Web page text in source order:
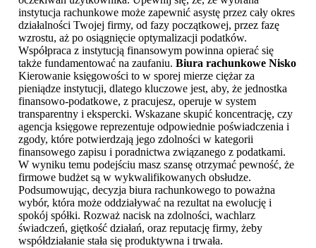
instytucja rachunkowe może zapewnić asystę przez cały okres
działalności Twojej firmy, od fazy początkowej, przez fazę
wzrostu, aż po osiągnięcie optymalizacji podatków.
Współpraca z instytucją finansowym powinna opierać się
także fundamentować na zaufaniu. Biura rachunkowe Nisko
Kierowanie księgowości to w sporej mierze ciężar za
pieniądze instytucji, dlatego kluczowe jest, aby, że jednostka
finansowo-podatkowe, z pracujesz, operuje w system
transparentny i ekspercki. Wskazane skupić koncentrację, czy
agencja księgowe reprezentuje odpowiednie poświadczenia i
zgody, które potwierdzają jego zdolności w kategorii
finansowego zapisu i poradnictwa związanego z podatkami.
W wyniku temu podejściu masz szansę otrzymać pewność, że
firmowe budżet są w wykwalifikowanych obsłudze.
Podsumowując, decyzja biura rachunkowego to poważna
wybór, która może oddziaływać na rezultat na ewolucję i
spokój spółki. Rozważ nacisk na zdolności, wachlarz
świadczeń, giętkość działań, oraz reputację firmy, żeby
współdziałanie stała się produktywna i trwała.